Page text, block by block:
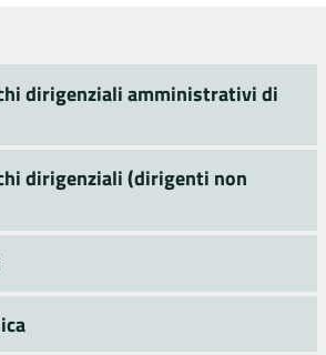
dirigenziali amministrativi di
dirigenziali (dirigenti non